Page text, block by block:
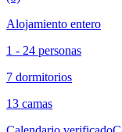
Alojamiento entero
1 - 24 personas
7 dormitorios
13 camas